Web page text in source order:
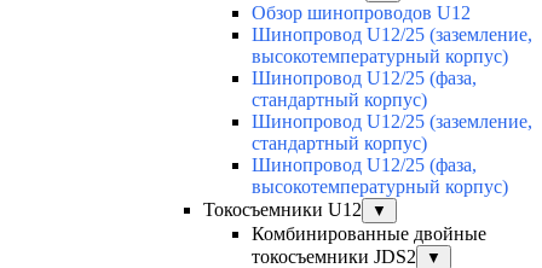
Обзор шинопроводов U12
Шинопровод U12/25 (заземление,
высокотемпературный корпус)
Шинопровод U12/25 (фаза,
стандартный корпус)
Шинопровод U12/25 (заземление,
стандартный корпус)
Шинопровод U12/25 (фаза,
высокотемпературный корпус)
Токосъемники U12
▼
Комбинированные двойные
токосъемники JDS2
▼